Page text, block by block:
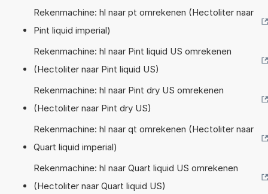
Rekenmachine: hl naar pt omrekenen (Hectoliter naar
Pint liquid imperial)
Rekenmachine: hl naar Pint liquid US omrekenen
(Hectoliter naar Pint liquid US)
Rekenmachine: hl naar Pint dry US omrekenen
(Hectoliter naar Pint dry US)
Rekenmachine: hl naar qt omrekenen (Hectoliter naar
Quart liquid imperial)
Rekenmachine: hl naar Quart liquid US omrekenen
(Hectoliter naar Quart liquid US)